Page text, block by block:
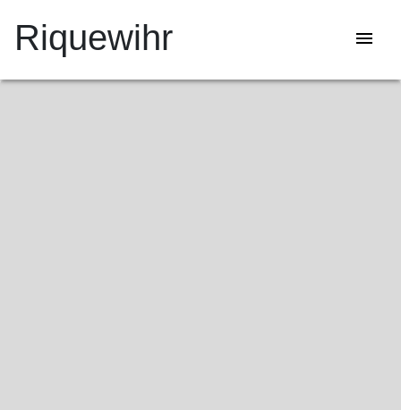
Riquewihr menu